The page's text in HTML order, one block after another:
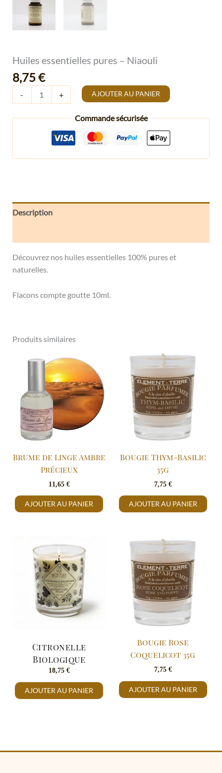
Huiles essentielles pures – Niaouli
8,75€
- + AJOUTER AU PANIER
Commande sécurisée
Description
Découvrez nos huiles essentielles 100% pures et
naturelles.
Flacons compte goutte 10ml.
Produits similaires
Brume de Linge Ambre
Précieux
11,65 €
AJOUTER AU PANIER
Bougie Thym-Basilic
35g
7,75 €
AJOUTER AU PANIER
Citronelle
Biologique
18,75 €
AJOUTER AU PANIER
Bougie Rose
Coquelicot 35g
7,75 €
AJOUTER AU PANIER